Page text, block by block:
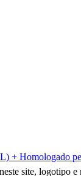
+ Homologado
site, logotipo e